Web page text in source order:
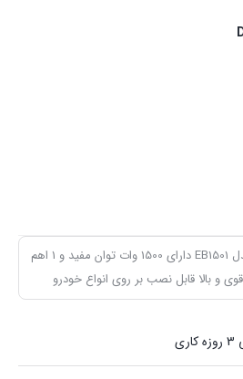
آمپ ساخت شرکت دابسر مدل EB1501 دارای 1500 وات توان مفید و 1 اهم
و بالا قابل نصب بر روی انواع خودرو